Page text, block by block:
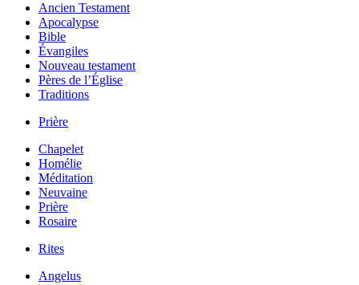
Ancien Testament
Apocalypse
Bible
Évangiles
Nouveau testament
Pères de l’Église
Traditions
Prière
Chapelet
Homélie
Méditation
Neuvaine
Prière
Rosaire
Rites
Angelus